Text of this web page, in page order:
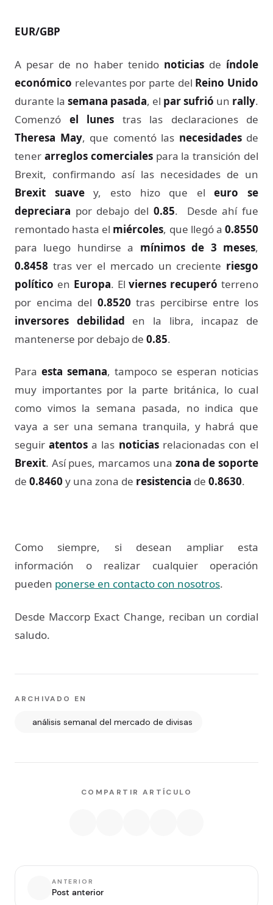
EUR/GBP
A pesar de no haber tenido noticiasde índole
económico relevantes por parte del Reino Unido
durante la semana pasada, el par sufrió un rally.
Comenzó el lunes tras las declaraciones de
Theresa May, que comentó las necesidadesde
tener arreglos comercialespara la transición del
Brexit, confirmando así las necesidades de un
Brexit suavey, esto hizo que eleuro se
depreciara por debajo del 0.85. Desde ahí fue
remontado hasta el miércoles, que llegó a0.8550
para luego hundirse a mínimos de 3 meses,
0.8458 tras ver el mercado un creciente riesgo
político en Europa. Elviernes recuperó terreno
por encima del 0.8520 tras percibirse entre los
inversores debilidad en la libra, incapaz de
mantenerse por debajo de 0.85.
Para esta semana, tampoco se esperan noticias
muy importantes por la parte británica, lo cual
como vimos la semana pasada, no indica que
vaya a ser una semana tranquila, y habrá que
seguiratentosa las noticiasrelacionadas con el
Brexit. Así pues, marcamos una zona de soporte
de 0.8460 y una zona de resistencia de 0.8630.
Como siempre, si desean ampliar esta
información o realizar cualquier operación
pueden ponerse en contacto con nosotros.
Desde Maccorp Exact Change, reciban un cordial
saludo.
ARCHIVADO EN
análisis semanal del mercado de divisas
COMPARTIR ARTÍCULO
ANTERIOR
Post anterior